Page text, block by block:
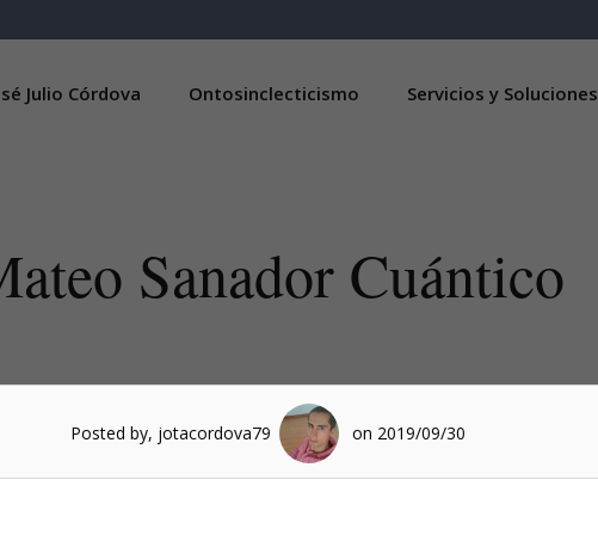
Julio Córdova Ontosinclecticismo Servicios y Soluciones
Sanador Cuántico
Posted by, jotacordova79 on 2019/09/30